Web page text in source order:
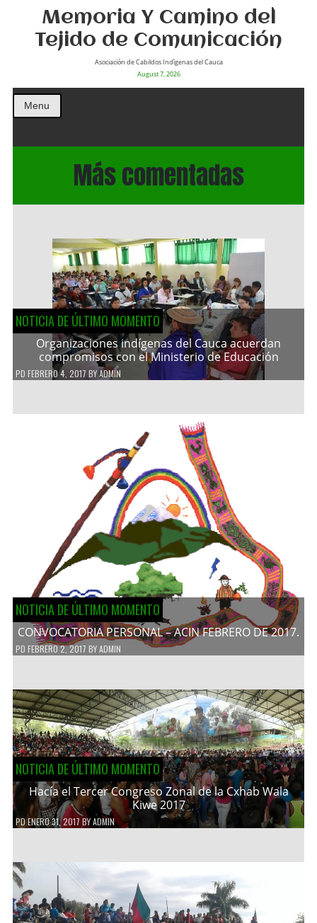
Memoria Y Camino del
Tejido de Comunicación
Asociación de Cabildos Indìgenas del Cauca
August 7, 2026
Menu
Más comentadas
NOTICIA DE ÚLTIMO MOMENTO
Organizaciones indígenas del Cauca acuerdan
compromisos con el Ministerio de Educación
PD FEBRERO 4, 2017 BYADMIN
NOTICIA DE ÚLTIMO MOMENTO
CONVOCATORIA PERSONAL – ACIN FEBRERO DE 2017.
PD FEBRERO 2, 2017 BYADMIN
NOTICIA DE ÚLTIMO MOMENTO
Hacía el Tercer Congreso Zonal de la Cxhab Wala
Kiwe 2017
PDENERO 31, 2017 BYADMIN